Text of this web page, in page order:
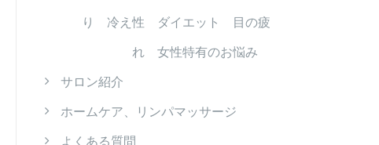
り 冷え性 ダイエット 目の疲
れ 女性特有のお悩み
サロン紹介
ホームケア、リンパマッサージ
よくある質問